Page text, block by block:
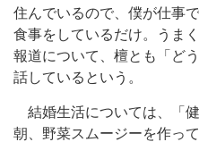
住んでいるので、僕が仕事
食事をしているだけ。うま
報道について、檀とも「ど
話しているという。
結婚生活については、「
朝、野菜スムージーを作っ